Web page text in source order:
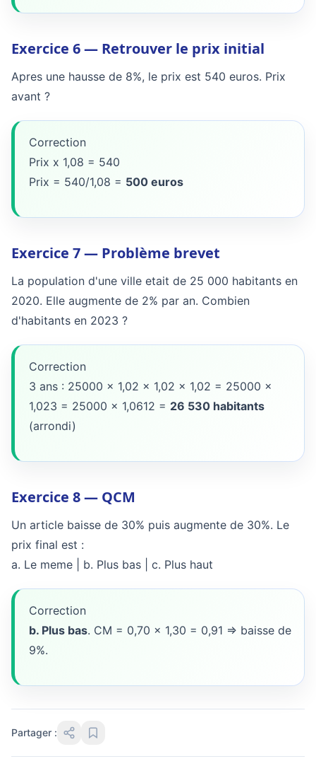
Exercice 6 — Retrouver le prix initial
Apres une hausse de 8%, le prix est 540 euros. Prix
avant ?
Correction
Prix x 1,08 = 540
Prix = 540/1,08 = 500 euros
Exercice 7 — Problème brevet
La population d'une ville etait de 25 000 habitants en
2020. Elle augmente de 2% par an. Combien
d'habitants en 2023 ?
Correction
3 ans : 25000 x 1,02 x 1,02 x 1,02 = 25000 x
1,023 = 25000 x 1,0612 = 26 530 habitants
(arrondi)
Exercice 8 — QCM
Un article baisse de 30% puis augmente de 30%. Le
prix final est :
a. Le meme | b. Plus bas | c. Plus haut
Correction
b. Plus bas. CM = 0,70 x 1,30 = 0,91 => baisse de
9%.
Partager :